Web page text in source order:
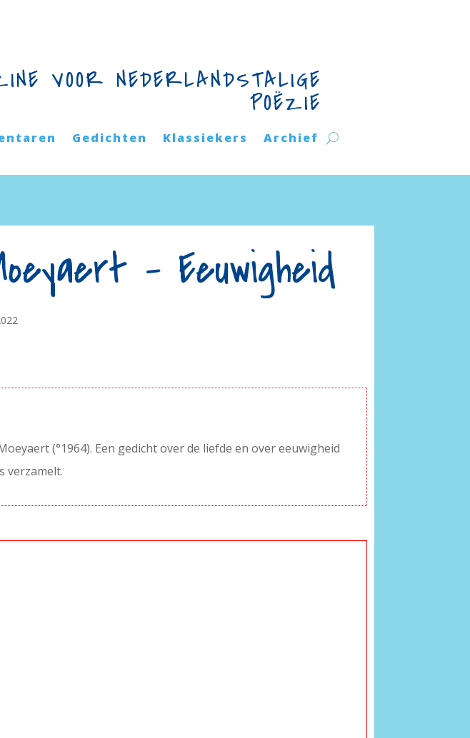
VOOR NEDERLANDSTALIGE
POËZIE
Gedichten Klassiekers Archief
– Eeuwigheid
(°1964). Een gedicht over de liefde en over eeuwigheid
verzamelt.